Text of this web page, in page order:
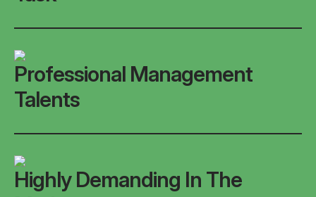
Professional Management
Talents
Highly Demanding In The